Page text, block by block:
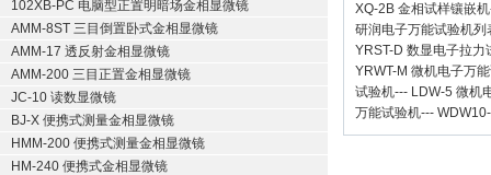
102XB-PC 电脑型正置明暗场金相显微镜
AMM-8ST 三目倒置卧式金相显微镜
AMM-17 透反射金相显微镜
AMM-200 三目正置金相显微镜
JC-10 读数显微镜
BJ-X 便携式测量金相显微镜
HMM-200 便携式测量金相显微镜
HM-240 便携式金相显微镜
XQ-2B 金相试样镶嵌机
研润电子万能试验机列
YRST-D 数显电子拉力
YRWT-M 微机电子万
试验机--- LDW-5 微机
万能试验机---